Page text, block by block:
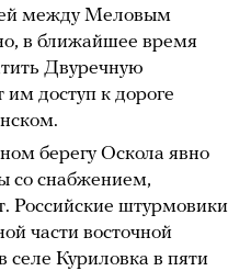
между Меловым
в ближайшее время
Двуречную
им доступ к дороге
берегу Оскола явно
со снабжением,
Российские штурмовики
части восточной
селе Куриловка в пяти